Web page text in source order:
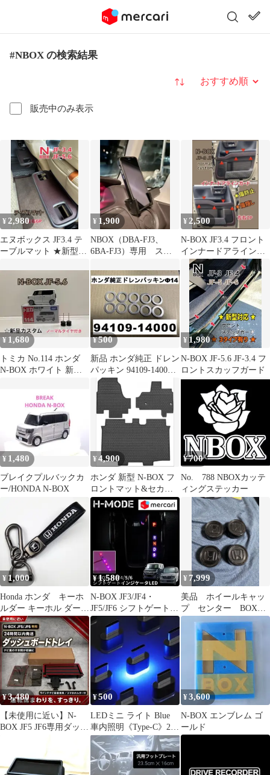
#NBOX の検索結果
販売中のみ表示
並び替え
¥ 2,980
エヌボックス JF3.4 テ
ーブルマット ★新型
¥ 1,900
NBOX（DBA-FJ3、
6BA-FJ3）専用 スマ
¥ 2,500
N-BOX JF3.4 フロント
インナードアラインガ
ード 左右2Pセット
¥ 1,680
トミカ No.114 ホンダ
N-BOX ホワイト 新品
¥500
新品 ホンダ純正 ドレン
パッキン 94109-14000
内径14mm ワッシャ
¥ 1,980
N-BOX JF-5.6 JF-3.4 フ
ロントスカッフガード
¥ 1,480
ブレイクプルバックカ
ー/HONDA N-BOX
¥ 4,900
ホンダ 新型 N-BOX フ
ロントマット&セカン
ドマット
¥700
No. 788 NBOXカッテ
ィングステッカー
¥1,000
Honda ホンダ キーホ
ルダー キーホル ダー
車キーチェーン
¥1,580
N-BOX JF3/JF4・
JF5/JF6 シフトゲートパ
ネル LED パープル
¥ 7,999
美品 ホイールキャッ
プ センター BOX
WG VAN ホンダ 純正 4
個セット
¥3,480
【未使用に近い】N-
BOX JF5 JF6専用ダッシ
¥500
LEDミニ ライト Blue
車内照明《Type-C》2個
セット
¥3,600
N-BOX エンブレム ゴ
ールド